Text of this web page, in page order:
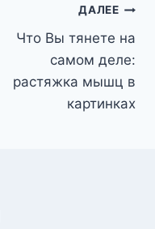
ДАЛЕЕ
Что Вы тянете на
самом деле:
растяжка мышц в
картинках